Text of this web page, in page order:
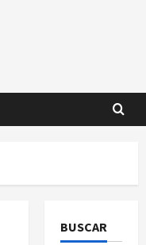
BUSCAR